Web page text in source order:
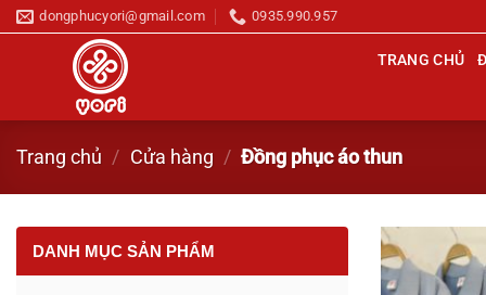
Chuyển
đến
dongphucyori@gmail.com 0935.990.957
TRANG CHỦ
Trang chủ / Cửa hàng / Đồng phục áo thun
DANH MỤC SẢN PHẨM